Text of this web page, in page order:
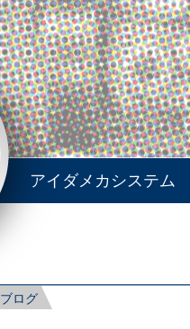
アイダメカシステム
ブログ